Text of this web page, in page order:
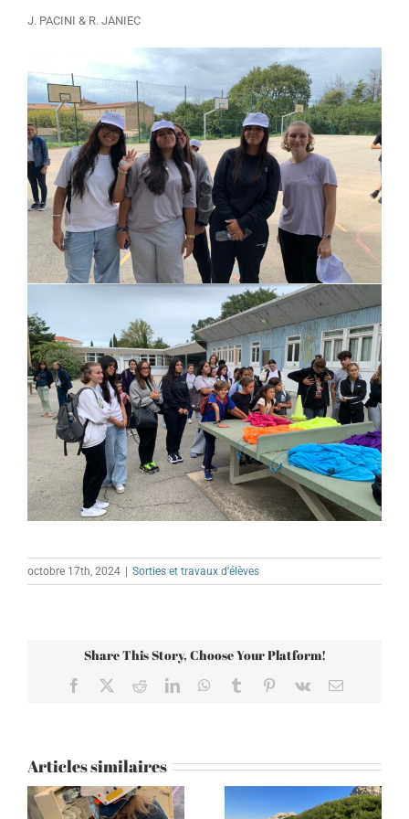
J. PACINI & R. JANIEC
octobre 17th, 2024 Sorties et travaux d'élèves
Share This Story, Choose Your Platform!
Facebook RedditLinkedInWhatsApp
Tumblr Pinterest
Vk Email
Articles similaires